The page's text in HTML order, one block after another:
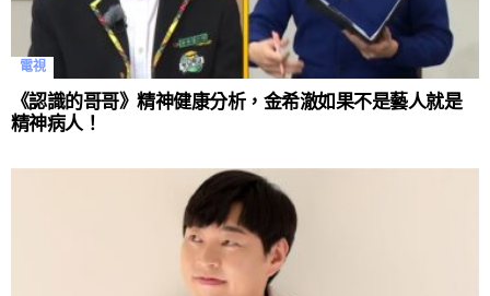
電視
《認識的哥哥》精神健康分析，金希澈如果不是藝人就是
精神病人！